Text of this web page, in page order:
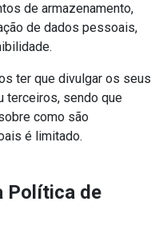
de armazenamento,
de dados pessoais,
ter que divulgar os seus
terceiros, sendo que
como são
é limitado.
Política de